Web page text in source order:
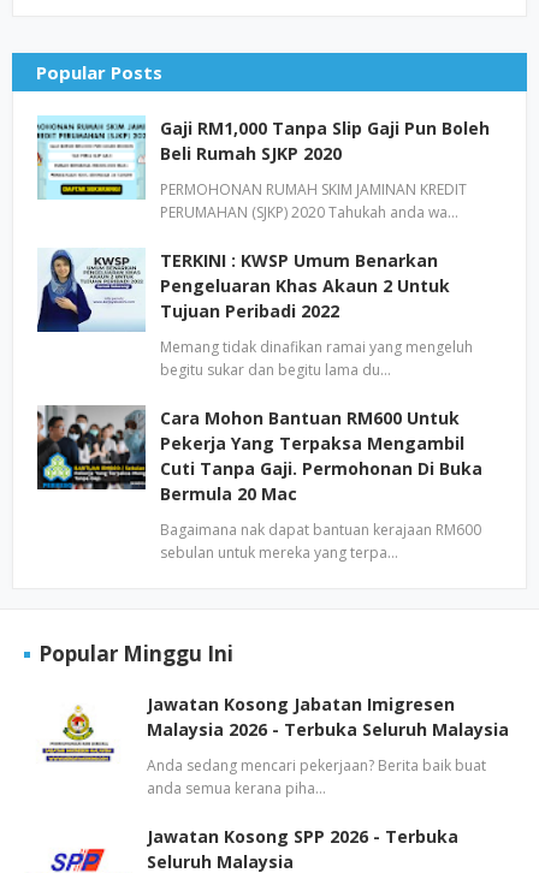
Popular Posts
Gaji RM1,000 Tanpa Slip Gaji Pun Boleh
Beli Rumah SJKP 2020
PERMOHONAN RUMAH SKIM JAMINAN KREDIT
PERUMAHAN (SJKP) 2020 Tahukah anda wa…
TERKINI : KWSP Umum Benarkan
Pengeluaran Khas Akaun 2 Untuk
Tujuan Peribadi 2022
Memang tidak dinafikan ramai yang mengeluh
begitu sukar dan begitu lama du…
Cara Mohon Bantuan RM600 Untuk
Pekerja Yang Terpaksa Mengambil
Cuti Tanpa Gaji. Permohonan Di Buka
Bermula 20 Mac
Bagaimana nak dapat bantuan kerajaan RM600
sebulan untuk mereka yang terpa…
Popular Minggu Ini
Jawatan Kosong Jabatan Imigresen
Malaysia 2026 - Terbuka Seluruh Malaysia
Anda sedang mencari pekerjaan? Berita baik buat
anda semua kerana piha…
Jawatan Kosong SPP 2026 - Terbuka
Seluruh Malaysia